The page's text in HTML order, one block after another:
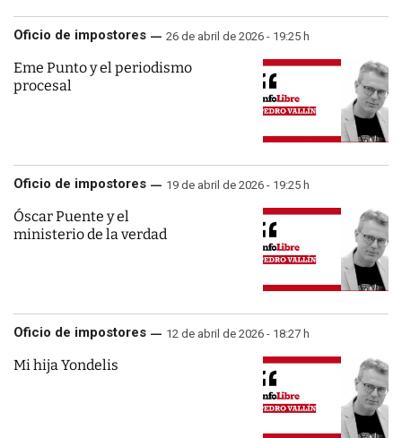
Oficio de impostores 26 de abril de 2026 - 19:25 h
Eme Punto y el periodismo
procesal
Oficio de impostores 19 de abril de 2026 - 19:25 h
Óscar Puente y el
ministerio de la verdad
Oficio de impostores 12 de abril de 2026 - 18:27 h
Mi hija Yondelis